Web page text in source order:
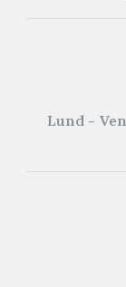
Lund -